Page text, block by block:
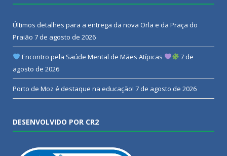
Últimos detalhes para a entrega da nova Orla e da Praça do
Praião 7 de agosto de 2026
Encontro pela Saúde Mental de Mães Atípicas
7 de
agosto de 2026
Porto de Moz é destaque na educação! 7 de agosto de 2026
DESENVOLVIDO POR CR2